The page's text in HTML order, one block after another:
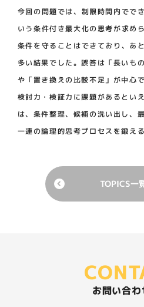
今回の問題では、制限時間内でで
いう条件付き最大化の思考が求め
条件を守ることはできており、あ
多い結果でした。誤答は「長いも
や「置き換えの比較不足」が中心
検討力・検証力に課題があるとい
は、条件整理、候補の洗い出し、
一連の論理的思考プロセスを鍛え
TOPICS一
お問い合わ